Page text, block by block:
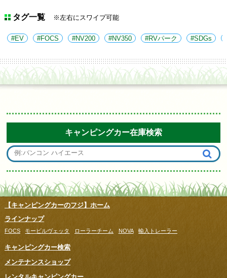
タグ一覧 ※左右にスワイプ可能
EV FOCS NV200 NV350 RVパーク SDGs
キャンピングカー在庫検索
【キャンピングカーのフジ】ホーム
ラインナップ
FOCS モービルヴェッタ ローラーチーム NOVA 輸入トレーラー
キャンピングカー検索
メンテナンスショップ